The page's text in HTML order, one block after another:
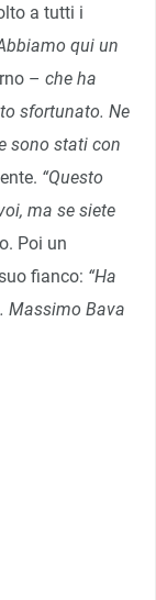
a tutti i
qui un
– che ha
sfortunato. Ne
sono stati con
“Questo
ma se siete
Poi un
fianco: “Ha
Massimo Bava